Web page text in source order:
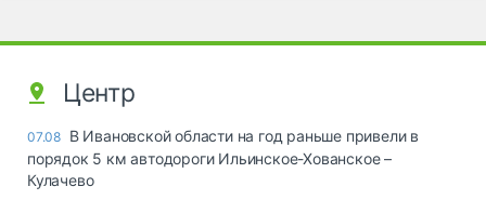
Центр
07.08 В Ивановской области на год раньше привели в
порядок 5 км автодороги Ильинское-Хованское –
Кулачево